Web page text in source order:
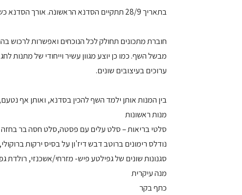
בתאריך 28/9 תתקיים הסדנא הראשונה. אורך הסדנא כשעה וחצי.
חוברת מתכונים תחולק לכל הנוכחים ואפשרות לרכוש
מבשל השף. כמו כן יוצע מגוון עשיר וייחודי של מתנות
ערוכים בעיצובים שונים.
בין המנות אותן ילמד השף להכין בסדנא, ואותן אף
מנות ראשונות
סלטי בריאות – סלט עלים עם פסטה,סלט חסה בר בחזה
נודלס רימונים ברוטב דבש דיז'ון על בסיס ירקות
סגנונות שונים של גפילטע פיש- מזרחי/אשכנזי,
מנה עיקרית
כתף בקר